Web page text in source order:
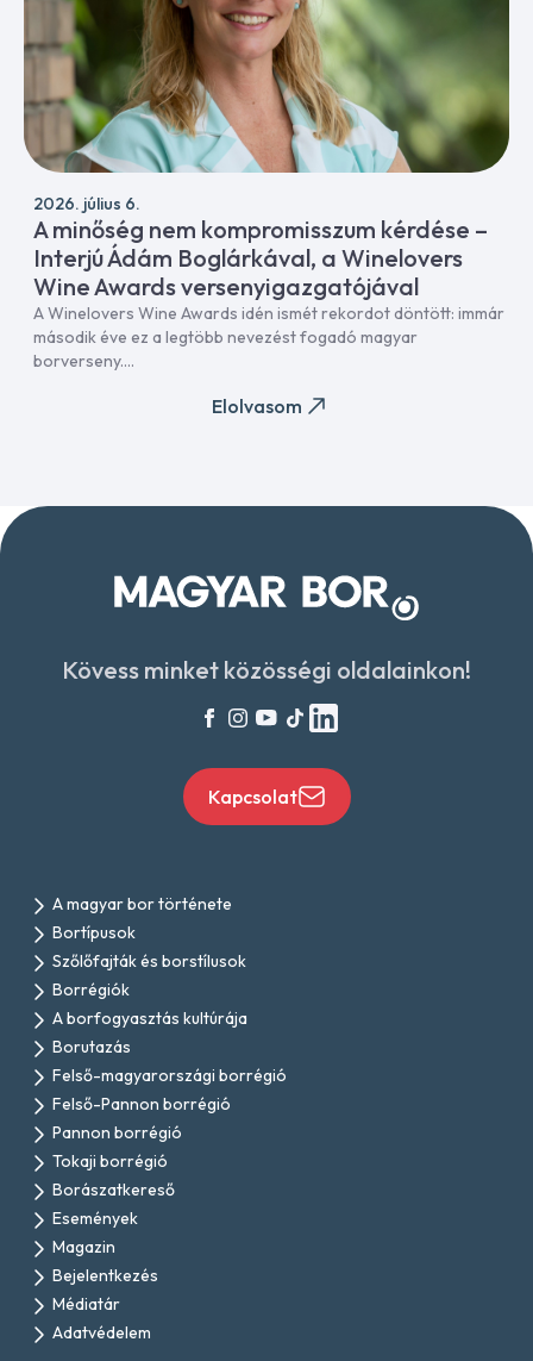
2026. július 6.
A minőség nem kompromisszum kérdése –
Interjú Ádám Boglárkával, a Winelovers
Wine Awards versenyigazgatójával
A Winelovers Wine Awards idén ismét rekordot döntött: immár
második éve ez a legtöbb nevezést fogadó magyar
borverseny....
Elolvasom
Kövess minket közösségi oldalainkon!
Kapcsolat
A magyar bor története
Bortípusok
Szőlőfajták és borstílusok
Borrégiók
A borfogyasztás kultúrája
Borutazás
Felső-magyarországi borrégió
Felső-Pannon borrégió
Pannon borrégió
Tokaji borrégió
Borászatkereső
Események
Magazin
Bejelentkezés
Médiatár
Adatvédelem